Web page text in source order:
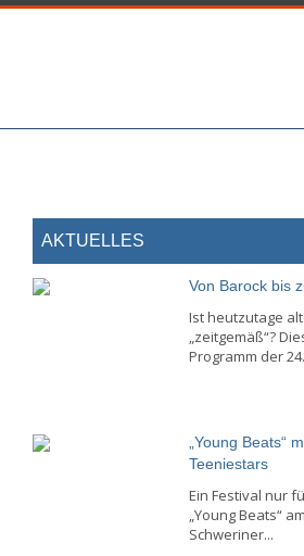
AKTUELLES
Von Barock bis
Ist heutzutage
„zeitgemäß“?
Programm der
„Young Beats“
Teeniestars
Ein Festival nur
„Young Beats“
Schweriner...